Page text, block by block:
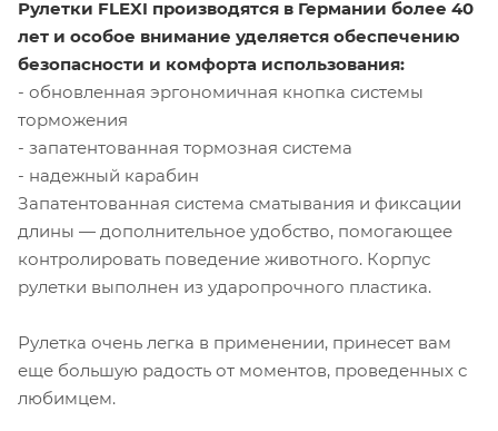
Рулетки FLEXI производятся в Германии более 40
лет и особое внимание уделяется обеспечению
безопасности и комфорта использования:
- обновленная эргономичная кнопка системы
торможения
- запатентованная тормозная система
- надежный карабин
Запатентованная система сматывания и фиксации
длины — дополнительное удобство, помогающее
контролировать поведение животного. Корпус
рулетки выполнен из ударопрочного пластика.
Рулетка очень легка в применении, принесет вам
еще большую радость от моментов, проведенных с
любимцем.